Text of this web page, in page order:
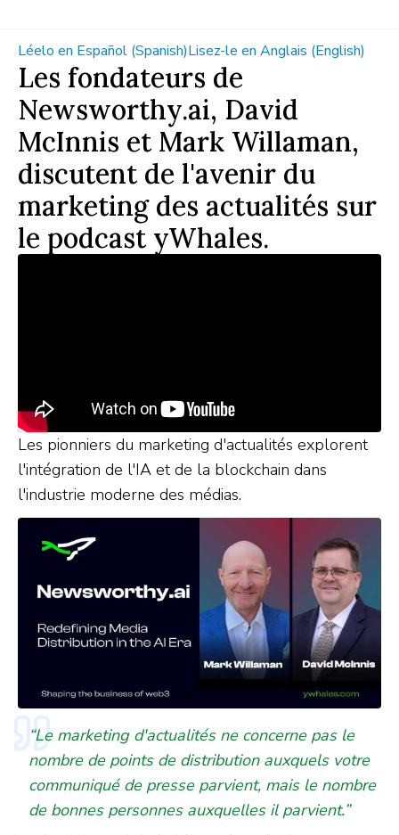
Léelo en Español (Spanish)Lisez-le en Anglais (English)
Les fondateurs de
Newsworthy.ai, David
McInnis et Mark Willaman,
discutent de l'avenir du
marketing des actualités sur
le podcast yWhales.
Les pionniers du marketing d'actualités explorent
l'intégration de l'IA et de la blockchain dans
l'industrie moderne des médias.
“Le marketing d'actualités ne concerne pas le
nombre de points de distribution auxquels votre
communiqué de presse parvient, mais le nombre
de bonnes personnes auxquelles il parvient.”